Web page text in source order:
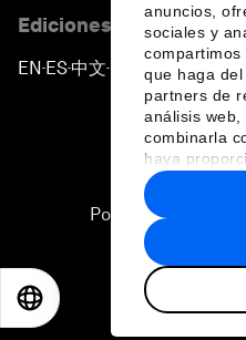
anuncios,
sociales y
que haga
partners de
análisis web,
combinarla
haya
recopilado a
hecho de
Ediciones en otros
EN ▪ ES▪中文▪ 日本語
Política de
2026 Foro